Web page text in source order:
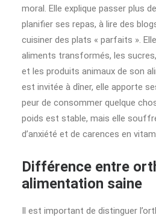
moral. Elle explique passer plus
planifier ses repas, à lire des
cuisiner des plats « parfaits ».
aliments transformés, les
et les produits animaux de son
est invitée à dîner, elle apporte
peur de consommer quelque
poids est stable, mais elle
d’anxiété et de carences en
Différence entre
alimentation saine
Il est important de distinguer